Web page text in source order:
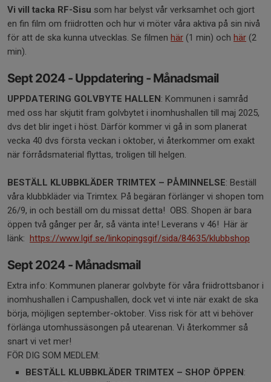
Vi vill tacka RF-Sisu som har belyst vår verksamhet och gjort
en fin film om friidrotten och hur vi möter våra aktiva på sin nivå
för att de ska kunna utvecklas. Se filmen här (1 min) och här (2
min).
Sept 2024 - Uppdatering - Månadsmail
UPPDATERING GOLVBYTE HALLEN: Kommunen i samråd
med oss har skjutit fram golvbytet i inomhushallen till maj 2025,
dvs det blir inget i höst. Därför kommer vi gå in som planerat
vecka 40 dvs första veckan i oktober, vi återkommer om exakt
när förrådsmaterial flyttas, troligen till helgen.
BESTÄLL KLUBBKLÄDER TRIMTEX – PÅMINNELSE: Beställ
våra klubbkläder via Trimtex. På begäran förlänger vi shopen tom
26/9, in och beställ om du missat detta! OBS. Shopen är bara
öppen två gånger per år, så vänta inte! Leverans v 46! Här är
länk: https://www.lgif.se/linkopingsgif/sida/84635/klubbshop
Sept 2024 - Månadsmail
Extra info: Kommunen planerar golvbyte för våra friidrottsbanor i
inomhushallen i Campushallen, dock vet vi inte när exakt de ska
börja, möjligen september-oktober. Viss risk för att vi behöver
förlänga utomhussäsongen på utearenan. Vi återkommer så
snart vi vet mer!
FÖR DIG SOM MEDLEM:
BESTÄLL KLUBBKLÄDER TRIMTEX – SHOP ÖPPEN: